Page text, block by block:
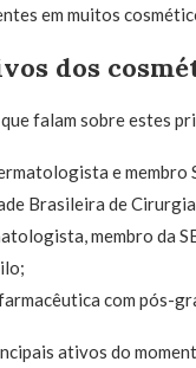
em muitos
dos
falam sobre estes
e
Brasileira de
membro da
com pós-
ativos do